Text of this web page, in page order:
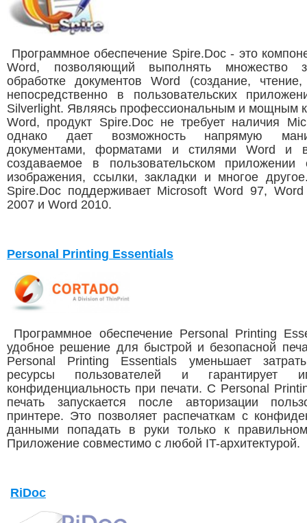
Программное обеспечение Spire.Doc - это
Word, позволяющий выполнять множество
обработке документов Word (создание,
непосредственно в пользовательских
Silverlight. Являясь профессиональным и мощным
Word, продукт Spire.Doc не требует наличия
однако дает возможность напрямую
документами, форматами и стилями Word и
создаваемое в пользовательском приложении
изображения, ссылки, закладки и многое
Spire.Doc поддерживает Microsoft Word 97,
2007 и Word 2010.
Personal Printing Essentials
Программное обеспечение Personal Printing
удобное решение для быстрой и безопасной
Personal Printing Essentials уменьшает
ресурсы пользователей и гарантирует
конфиденциальность при печати. С Personal
печать запускается после авторизации
принтере. Это позволяет распечаткам с
данными попадать в руки только к
Приложение совместимо с любой IT-архитектурой.
RiDoc